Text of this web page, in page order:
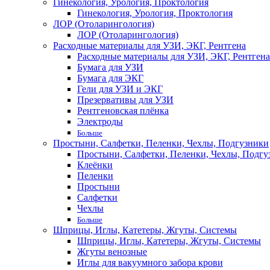
Гинекология, Урология, Проктология
Гинекология, Урология, Проктология
ЛОР (Отоларингология)
ЛОР (Отоларингология)
Расходные материалы для УЗИ, ЭКГ, Рентгена
Расходные материалы для УЗИ, ЭКГ, Рентгена
Бумага для УЗИ
Бумага для ЭКГ
Гели для УЗИ и ЭКГ
Презервативы для УЗИ
Рентгеновская плёнка
Электроды
Больше
Простыни, Салфетки, Пеленки, Чехлы, Подгузники
Простыни, Салфетки, Пеленки, Чехлы,
Клеёнки
Пеленки
Простыни
Салфетки
Чехлы
Больше
Шприцы, Иглы, Катетеры, Жгуты, Системы
Шприцы, Иглы, Катетеры, Жгуты, Системы
Жгуты венозные
Иглы для вакуумного забора крови